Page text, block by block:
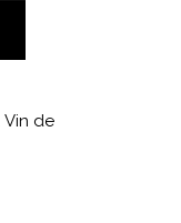
Vin de